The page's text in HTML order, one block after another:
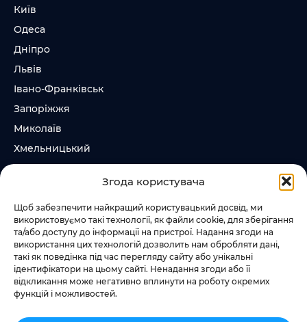
Згода користувача
Щоб забезпечити найкращий користувацький досвід, ми
використовуємо такі технології, як файли cookie, для зберігання
та/або доступу до інформації на пристрої. Надання згоди на
використання цих технологій дозволить нам обробляти дані,
такі як поведінка під час перегляду сайту або унікальні
ідентифікатори на цьому сайті. Ненадання згоди або її
відкликання може негативно вплинути на роботу окремих
функцій і можливостей.
Київ
Одеса
Дніпро
Львів
Івано-Франківськ
Запоріжжя
Миколаїв
Хмельницький
Суми
Слідкувати за нами
+38 073 185 81 11
+38 067 457 86 44